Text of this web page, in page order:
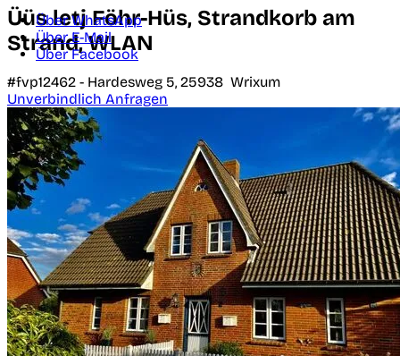
Über WhatsApp
Über E-Mail
Über Facebook
Üüs letj Föhr-Hüs, Strandkorb am
Strand, WLAN
#fvp12462 - Hardesweg 5, 25938 Wrixum
Unverbindlich Anfragen